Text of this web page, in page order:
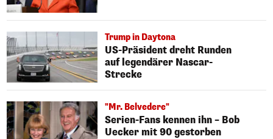
Trump in Daytona
US-Präsident dreht Runden
auf legendärer Nascar-
Strecke
"Mr. Belvedere"
Serien-Fans kennen ihn – Bob
Uecker mit 90 gestorben